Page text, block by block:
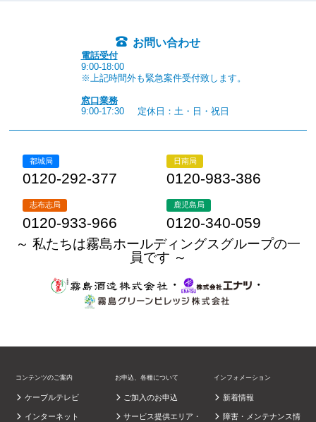
お問い合わせ
電話受付
9:00-18:00
※上記時間外も緊急案件受付致します。
窓口業務
9:00-17:30
定休日：土・日・祝日
都城局
0120-292-377
日南局
0120-983-386
志布志局
0120-933-966
鹿児島局
0120-340-059
～ 私たちは霧島ホールディングスグループの一
員です ～
・
・
コンテンツのご案内
ケーブルテレビ
インターネット
お申込、各種について
ご加入のお申込
サービス提供エリア・
インフォメーション
新着情報
障害・メンテナンス情